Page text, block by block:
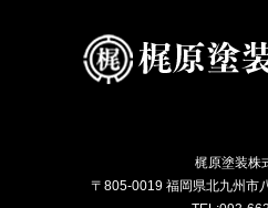
梶原塗装株
〒805-0019 福岡県北九州市